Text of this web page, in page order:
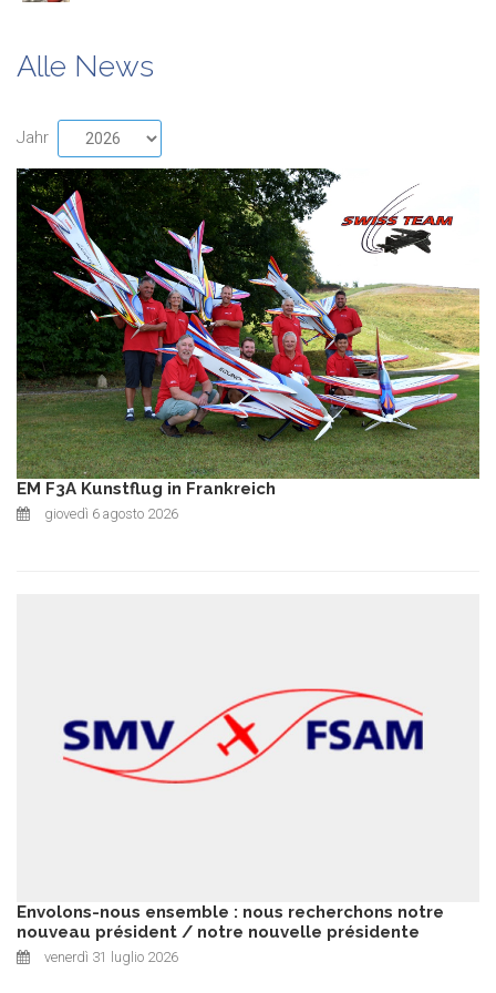
Alle News
Jahr
EM F3A Kunstflug in Frankreich
giovedì 6 agosto 2026
Envolons-nous ensemble : nous recherchons notre
nouveau président / notre nouvelle présidente
venerdì 31 luglio 2026